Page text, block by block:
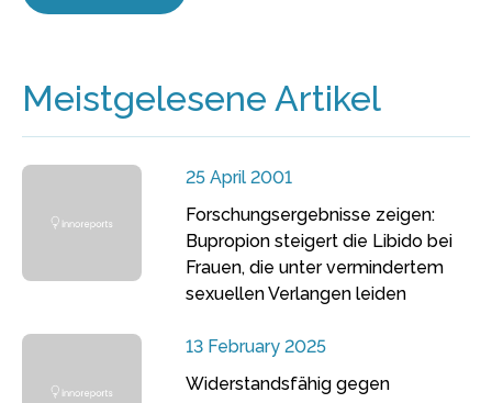
Meistgelesene Artikel
25 April 2001
Forschungsergebnisse zeigen:
Bupropion steigert die Libido bei
Frauen, die unter vermindertem
sexuellen Verlangen leiden
13 February 2025
Widerstandsfähig gegen